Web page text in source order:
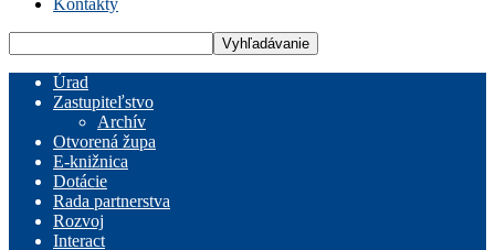
Kontakty
Úrad
Zastupiteľstvo
Archív
Otvorená župa
E-knižnica
Dotácie
Rada partnerstva
Rozvoj
Interact